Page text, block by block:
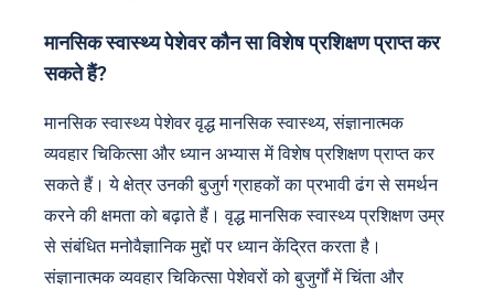
मानसिक स्वास्थ्य पेशेवर कौन सा विशेष प्रशिक्षण प्राप्त कर
सकते हैं?
मानसिक स्वास्थ्य पेशेवर वृद्ध मानसिक स्वास्थ्य, संज्ञानात्मक
व्यवहार चिकित्सा और ध्यान अभ्यास में विशेष प्रशिक्षण प्राप्त कर
सकते हैं। ये क्षेत्र उनकी बुजुर्ग ग्राहकों का प्रभावी ढंग से समर्थन
करने की क्षमता को बढ़ाते हैं। वृद्ध मानसिक स्वास्थ्य प्रशिक्षण उम्र
से संबंधित मनोवैज्ञानिक मुद्दों पर ध्यान केंद्रित करता है।
संज्ञानात्मक व्यवहार चिकित्सा पेशेवरों को बुजुर्गों में चिंता और